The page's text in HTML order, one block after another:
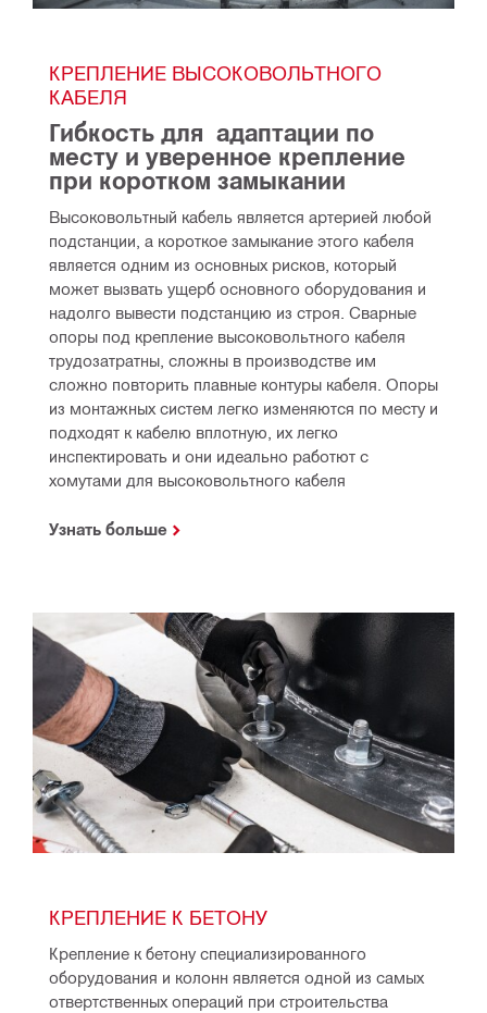
КРЕПЛЕНИЕ ВЫСОКОВОЛЬТНОГО
КАБЕЛЯ
Гибкость для  адаптации по
месту и уверенное крепление
при коротком замыкании
Высоковольтный кабель является артерией любой
подстанции, а короткое замыкание этого кабеля
является одним из основных рисков, который
может вызвать ущерб основного оборудования и
надолго вывести подстанцию из строя. Сварные
опоры под крепление высоковольтного кабеля
трудозатратны, сложны в производстве им
сложно повторить плавные контуры кабеля. Опоры
из монтажных систем легко изменяются по месту и
подходят к кабелю вплотную, их легко
инспектировать и они идеально работют с
хомутами для высоковольтного кабеля
Узнать больше
КРЕПЛЕНИЕ К БЕТОНУ
Крепление к бетону специализированного
оборудования и колонн является одной из самых
отвертственных операций при строительства